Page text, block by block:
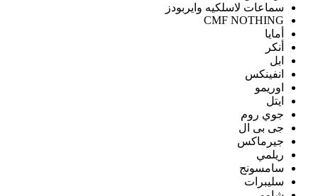
سماعات لاسلكيه وايربودز
CMF NOTHING
أمايا
أنكر
ابل
انفينكس
اوريمو
ايتل
جوي روم
جى بى ال
جيرماكس
ريلمي
سامسونج
سليبرات